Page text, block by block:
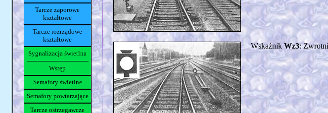
Tarcze zaporowe
kształtowe
Tarcze rozrządowe
kształtowe
Sygnalizacja świetlna
Wstęp
Semafory świetlne
Semafory powtarzające
Tarcze ostrzegawcze
WskaźnikWz3: